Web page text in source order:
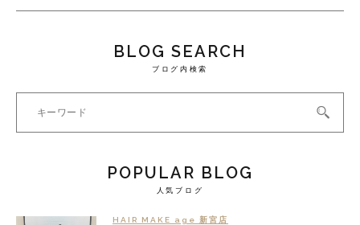
BLOG SEARCH
ブログ内検索
POPULAR BLOG
人気ブログ
HAIR MAKE age 新宮店